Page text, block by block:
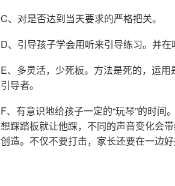
C、对是否达到当天要求的严格把关。
D、引导孩子学会用听来引导练习。并
E、多灵活，少死板。方法是死的，运
引导者。
F、有意识地给孩子一定的“玩琴”的时间
想踩踏板就让他踩，不同的声音变化会
创造。不仅不要打击，家长还要在一边